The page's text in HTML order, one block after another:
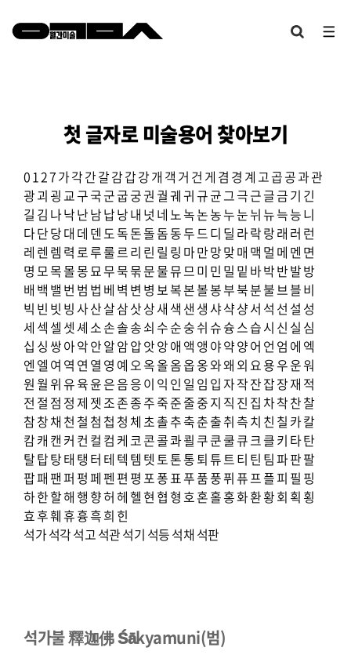
첫 글자로 미술용어 찾아보기
0 1 27가각간갈감갑강개 객 거 건 게 겸 경 계 고곱공과관
광괴 굉 교구국군굽궁권 궐궤귀규균그극근글금기 긴
길 김 나낙난남납낭내 넛 네 노녹논농누눈뉘뉴늑능니
다단당대 데 덴 도독돈돌돔동두드디 딜 라락랑래 러 런
레 렌 렘 력 로루룰르리 린 릴 링 마만망맞매 맥 멀 메 멘 면
명 모목몰몽묘무묵묶문물뮤므미 민 밀 밑 바박반발방
배 백 밸 번 범 법 베 벽 변 병 보복본볼봉부북분불브블비
빅 빈 빗 빙사산살삼삿상새 색 샌 생샤샥샹서 석 선 설 성
세 섹 셀 셋셰 소손솔송쇠수순숭쉬슈슝스습시 신 실 심
십 싱 쌍아악안알암압앗앙애 액 앵 야약양어 언 엄 에 엑
엔 엘 여 역 연 열 영 예 오옥올옴옵옹와왜 외 요용우운워
원월 위유육윤은음응이 익 인 일 임 입자작잔잡장재 적
전 절 점 정 제 젯 조존종주죽준줄중지 직 진 집 차착찬찰
참창채 천 철 첨 첩 청 체 초촐추축춘출취측치 친 칠 카칼
캄캐 캔 커 컨 컬 컴 케 코콘콜콰쾰 쿠쿤쿨큐크클키 타탄
탈탑탕태 탱 터 테 텍 템 텟 토톤통퇴튜트티 틴 팀파판팔
팝패팬퍼 펑페펜 편 평 포퐁표푸품풍퓌 퓨프플피 필 핑
하한할해행 향허헤헬 현협 형 호혼홀홍화환황회 획 횡
효 후훼휴흉흑희 힌
석가석각석고석관석기 석등석채 석판
석가불 釋迦佛 Śākyamuni(범)